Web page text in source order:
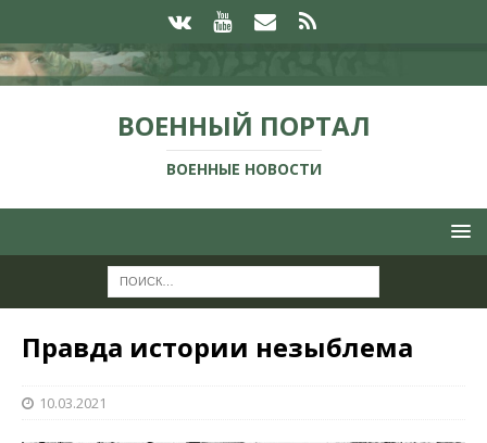
ВОЕННЫЙ ПОРТАЛ
ВОЕННЫЕ НОВОСТИ
Правда истории незыблема
10.03.2021